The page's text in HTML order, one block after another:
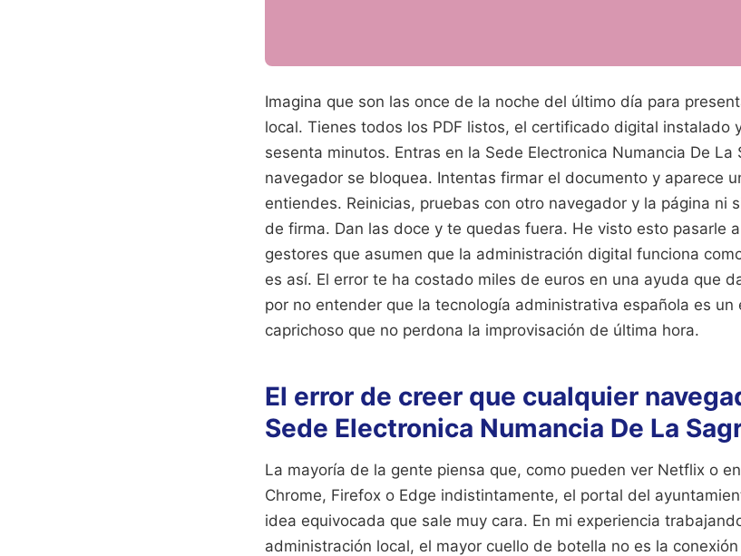
Imagina que son las once de la noche del último día para
local. Tienes todos los PDF listos, el certificado digital instalado
sesenta minutos. Entras en la Sede Electronica Numancia De La
navegador se bloquea. Intentas firmar el documento y aparece
entiendes. Reinicias, pruebas con otro navegador y la página ni
de firma. Dan las doce y te quedas fuera. He visto esto pasarle
gestores que asumen que la administración digital funciona
es así. El error te ha costado miles de euros en una ayuda que
por no entender que la tecnología administrativa española es un
caprichoso que no perdona la improvisación de última hora.
El error de creer que cualquier
Sede Electronica Numancia De La
La mayoría de la gente piensa que, como pueden ver Netflix o
Chrome, Firefox o Edge indistintamente, el portal del
idea equivocada que sale muy cara. En mi experiencia
administración local, el mayor cuello de botella no es la